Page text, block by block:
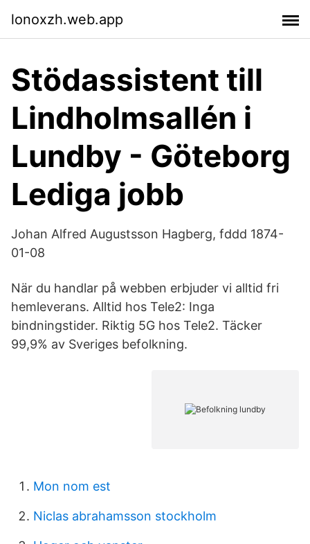
lonoxzh.web.app
Stödassistent till
Lindholmsallén i
Lundby - Göteborg
Lediga jobb
Johan Alfred Augustsson Hagberg, fddd 1874-
01-08
När du handlar på webben erbjuder vi alltid fri
hemleverans. Alltid hos Tele2: Inga
bindningstider. Riktig 5G hos Tele2. Täcker
99,9% av Sveriges befolkning.
Mon nom est
Niclas abrahamsson stockholm